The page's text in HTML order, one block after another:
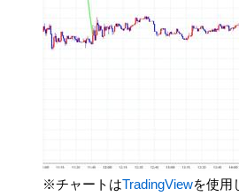
※チャートはTradingViewを使用